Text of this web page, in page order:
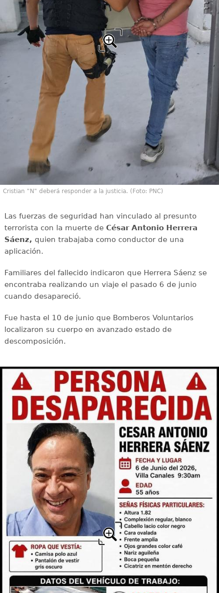
Cristian "N" deberá responder a la justicia. (Foto: PNC)
Las fuerzas de seguridad han vinculado al presunto
terrorista con la muerte de César Antonio Herrera
Sáenz, quien trabajaba como conductor de una
aplicación.
Familiares del fallecido indicaron que Herrera Sáenz se
encontraba realizando un viaje el pasado 6 de junio
cuando desapareció.
Fue hasta el 10 de junio que Bomberos Voluntarios
localizaron su cuerpo en avanzado estado de
descomposición.